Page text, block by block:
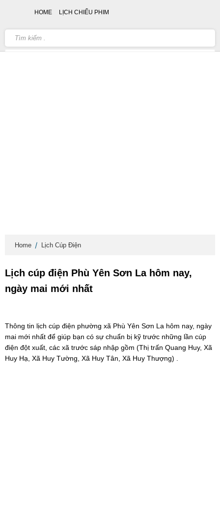
Home Lịch Cúp Điện
Lịch cúp điện Phù Yên Sơn La hôm nay,
ngày mai mới nhất
Thông tin lịch cúp điện phường xã Phù Yên Sơn La hôm nay, ngày
mai mới nhất để giúp bạn có sự chuẩn bị kỹ trước những lần cúp
điện đột xuất, các xã trước sáp nhập gồm (Thị trấn Quang Huy, Xã
Huy Hạ, Xã Huy Tường, Xã Huy Tân, Xã Huy Thượng) .
HOME LỊCH CHIẾU PHIM